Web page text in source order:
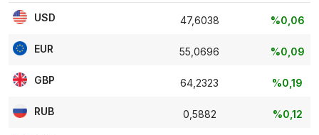
USD 47,6038 %0,06
EUR 55,0696 %0,09
GBP 64,2323 %0,19
RUB 0,5882 %0,12